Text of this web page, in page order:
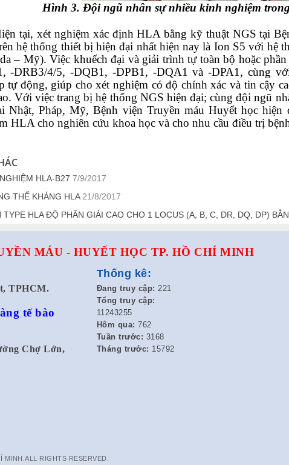
Hình 3. Đội ngũ nhân sự nhiều kinh nghiệm
tại, xét nghiệm xác định HLA bằng kỹ thuật NGS tại
hệ thống thiết bị hiện đại nhất hiện nay là Ion S5 với hệ
– Mỹ). Việc khuếch đại và giải trình tự toàn bộ hoặc
-DRB3/4/5, -DQB1, -DPB1, -DQA1 và -DPA1, cùng
tự động, giúp cho xét nghiệm có độ chính xác và tin cậy
Với việc trang bị hệ thống NGS hiện đại; cùng đội ngũ
Nhật, Pháp, Mỹ, Bệnh viện Truyền máu Huyết học
HLA cho nghiên cứu khoa học và cho nhu cầu điều trị
HLA-B27 7/9/2017
THỂ KHÁNG HLA 21/8/2017
TYPE HLA ĐỘ PHÂN GIẢI CAO CHO 1 LOCUS (A, B, C, DR, DQ, DP)
MÁU - HUYẾT HỌC TP. HỒ CHÍ MINH
TPHCM.
tế bào
Chợ Lớn,
Thống kê:
Đang truy cập: 221
Tổng truy cập:
11243255
Hôm qua: 762
Tuần trước: 3168
Tháng trước: 15792
RIGHTS RESERVED.